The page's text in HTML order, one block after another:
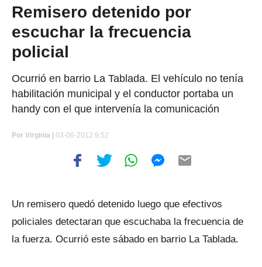
Remisero detenido por
escuchar la frecuencia
policial
Ocurrió en barrio La Tablada. El vehículo no tenía
habilitación municipal y el conductor portaba un
handy con el que intervenía la comunicación
Por Virginia | 03-06-2012 9:52
Un remisero quedó detenido luego que efectivos
policiales detectaran que escuchaba la frecuencia de
la fuerza. Ocurrió este sábado en barrio La Tablada.